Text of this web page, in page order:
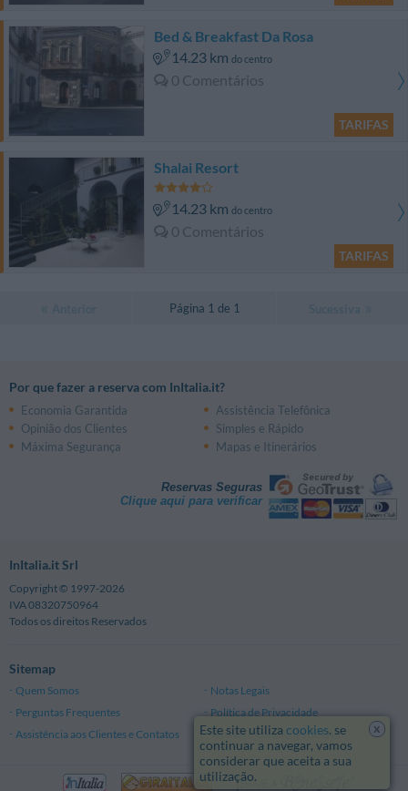
Bed & Breakfast Da Rosa
14.23 km do centro
0 Comentários
TARIFAS
Shalai Resort
14.23 km do centro
0 Comentários
TARIFAS
Página 1 de 1
Por que fazer a reserva com InItalia.it?
Economia Garantida
Assistência Telefônica
Opinião dos Clientes
Simples e Rápido
Máxima Segurança
Mapas e Itinerários
Reservas Seguras
Clique aqui para verificar
InItalia.it Srl
Copyright © 1997-2026
IVA 08320750964
Todos os direitos Reservados
Sitemap
Quem Somos
Notas Legais
Perguntas Frequentes
Política de Privacidade
Assistência aos Clientes e Contatos
Termos e Condições de Uso x
Este site utiliza cookies. se
continuar a navegar, vamos
considerar que aceita a sua
utilização.